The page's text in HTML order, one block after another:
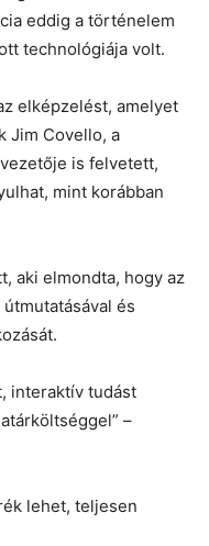
eddig a történelem
technológiája volt.
elképzelést, amelyet
Jim Covello, a
is felvetett,
mint korábban
aki elmondta, hogy az
és
interaktív tudást
–
lehet, teljesen